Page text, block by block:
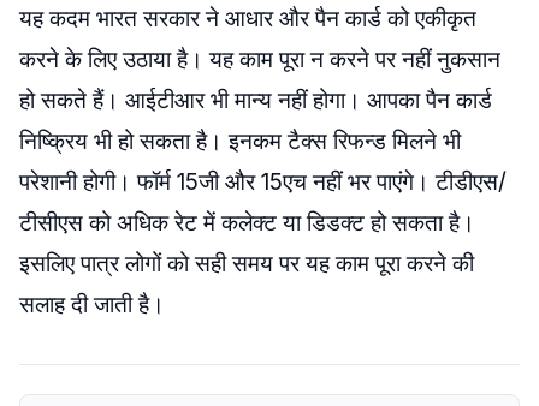
यह कदम भारत सरकार ने आधार और पैन कार्ड को एकीकृत
करने के लिए उठाया है। यह काम पूरा न करने पर नहीं नुकसान
हो सकते हैं। आईटीआर भी मान्य नहीं होगा। आपका पैन कार्ड
निष्क्रिय भी हो सकता है। इनकम टैक्स रिफन्ड मिलने भी
परेशानी होगी। फॉर्म 15जी और 15एच नहीं भर पाएंगे। टीडीएस/
टीसीएस को अधिक रेट में कलेक्ट या डिडक्ट हो सकता है।
इसलिए पात्र लोगों को सही समय पर यह काम पूरा करने की
सलाह दी जाती है।